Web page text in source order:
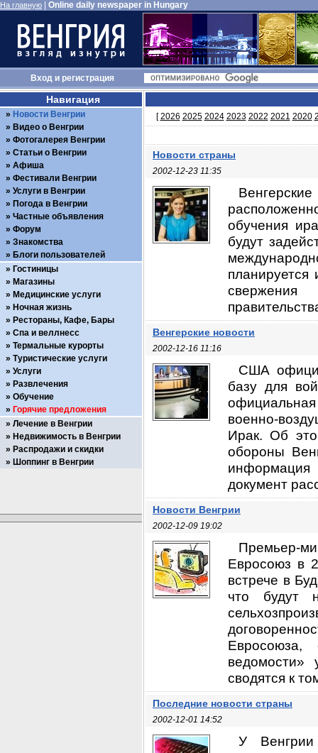
На главную Online daily newspaper in Hungary
Входи регистрация
[2026 2025 2024 2023 2022 2021 2020
Новости страны
2002-12-23 11:35
обучения
будут
планируется
свержения
Венгерские новости
2002-12-16 11:16
США
базу для
военно-
Ирак. Об
обороны
информация
документ
Новости Венгрии
2002-12-09 19:02
Премьер-
Евросоюз в
встрече в
что будут
Евросоюза,
ведомости»
сводятся к
Последние новости страны
2002-12-01 14:52
У Венгрии
Навигация
Новости Венгрии
Видео о Венгрии
Фотогалерея Венгрии
Статьи о Венгрии
Афиша
Фестивали Венгрии
Услуги в Венгрии
Погода в Венгрии
Частные объявления
Форум
Знакомства
Блоги пользователей
Гостиницы
Магазины
Медицинские услуги
Ночная жизнь
Рестораны, Кафе, Бары
Спа и веллнесс
Термальные курорты
Туристические услуги
Услуги
Развлечения
Обучение
Горячие предложения
Лечение в Венгрии
Недвижимость в Венгрии
Распродажи и скидки
Шоппинг в Венгрии